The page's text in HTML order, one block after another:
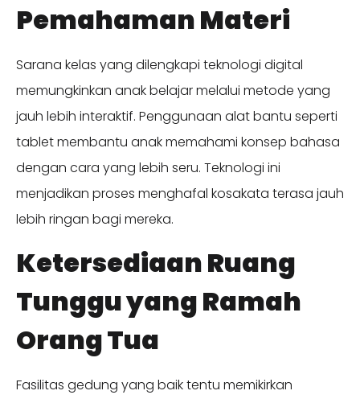
Pemahaman Materi
Sarana kelas yang dilengkapi teknologi digital
memungkinkan anak belajar melalui metode yang
jauh lebih interaktif. Penggunaan alat bantu seperti
tablet membantu anak memahami konsep bahasa
dengan cara yang lebih seru. Teknologi ini
menjadikan proses menghafal kosakata terasa jauh
lebih ringan bagi mereka.
Ketersediaan Ruang
Tunggu yang Ramah
Orang Tua
Fasilitas gedung yang baik tentu memikirkan